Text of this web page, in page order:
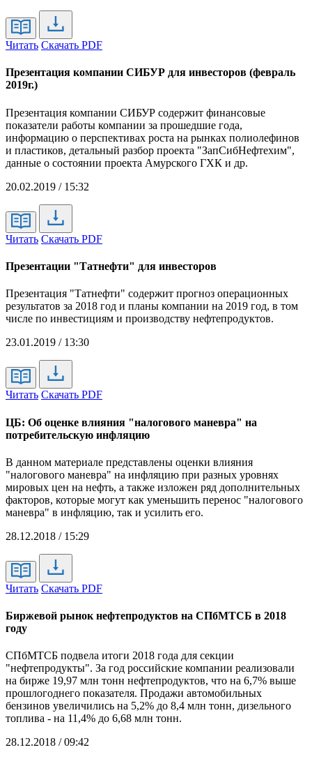
Читать Скачать PDF
Презентация компании СИБУР для инвесторов (февраль
2019г.)
Презентация компании СИБУР содержит финансовые
показатели работы компании за прошедшие года,
информацию о перспективах роста на рынках полиолефинов
и пластиков, детальный разбор проекта "ЗапСибНефтехим",
данные о состоянии проекта Амурского ГХК и др.
20.02.2019 / 15:32
Читать Скачать PDF
Презентации "Татнефти" для инвесторов
Презентация "Татнефти" содержит прогноз операционных
результатов за 2018 год и планы компании на 2019 год, в том
числе по инвестициям и производству нефтепродуктов.
23.01.2019 / 13:30
Читать Скачать PDF
ЦБ: Об оценке влияния "налогового маневра" на
потребительскую инфляцию
В данном материале представлены оценки влияния
"налогового маневра" на инфляцию при разных уровнях
мировых цен на нефть, а также изложен ряд дополнительных
факторов, которые могут как уменьшить перенос "налогового
маневра" в инфляцию, так и усилить его.
28.12.2018 / 15:29
Читать Скачать PDF
Биржевой рынок нефтепродуктов на СПбМТСБ в 2018
году
СПбМТСБ подвела итоги 2018 года для секции
"нефтепродукты". За год российские компании реализовали
на бирже 19,97 млн тонн нефтепродуктов, что на 6,7% выше
прошлогоднего показателя. Продажи автомобильных
бензинов увеличились на 5,2% до 8,4 млн тонн, дизельного
топлива - на 11,4% до 6,68 млн тонн.
28.12.2018 / 09:42